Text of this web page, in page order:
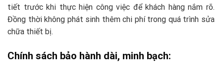
tiết trước khi thực hiện công việc để khách hàng nắm rõ.
Đồng thời không phát sinh thêm chi phí trong quá trình sửa
chữa thiết bị.
Chính sách bảo hành dài, minh bạch: